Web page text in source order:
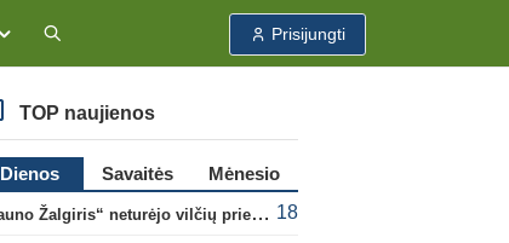
Prisijungti
TOP naujienos
Dienos Savaitės
Mėnesio
„Kauno Žalgiris“ neturėjo vilčių prieš „Dinamo“ 18